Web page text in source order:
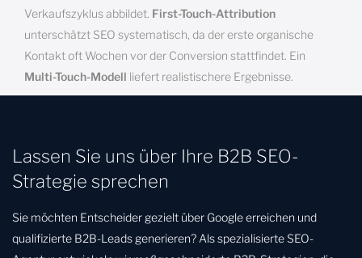
Verkaufszyklus abbildet. First-Touch-Attribution
unterschätzt SEO systematisch, da der erste organische
Kontakt oft Wochen vor der Conversion stattfindet. Ein
Multi-Touch-Modell liefert realistischere Ergebnisse.
Lassen Sie uns über Ihre B2B SEO-
Strategie sprechen
Sie möchten Entscheider gezielt über Google erreichen und
qualifizierte B2B-Leads generieren? Als spezialisierte SEO-